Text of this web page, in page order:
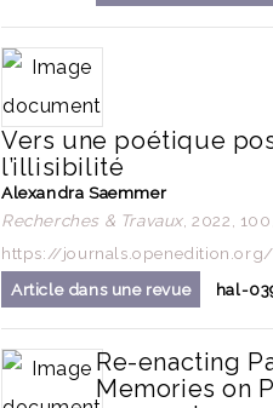
Vers une poétique
l’illisibilité
Alexandra Saemmer
Recherches & Travaux , 2022, 100,
https://
Article dans une revue
hal-
Re-enacting
Memories on